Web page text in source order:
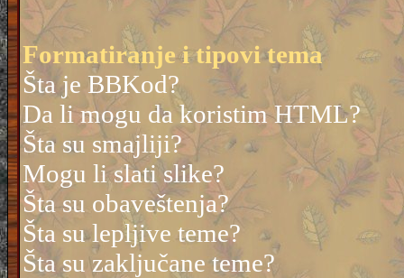
Formatiranje i tipovi tema
Šta je BBKod?
Da li mogu da koristim HTML?
Šta su smajliji?
Mogu li slati slike?
Šta su obaveštenja?
Šta su lepljive teme?
Šta su zaključane teme?